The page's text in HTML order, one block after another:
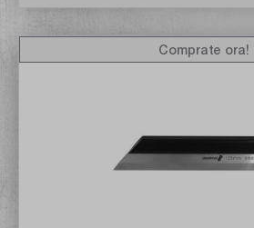
Comprate ora!